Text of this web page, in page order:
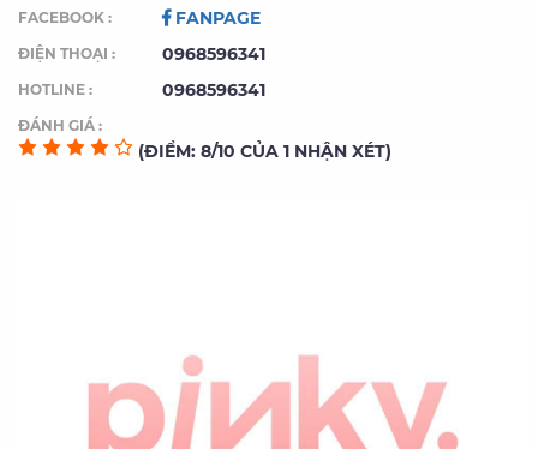
FACEBOOK :
FANPAGE
ĐIỆN THOẠI : 0968596341
HOTLINE : 0968596341
ĐÁNH GIÁ :
(ĐIỂM: 8/10 CỦA 1 NHẬN XÉT)